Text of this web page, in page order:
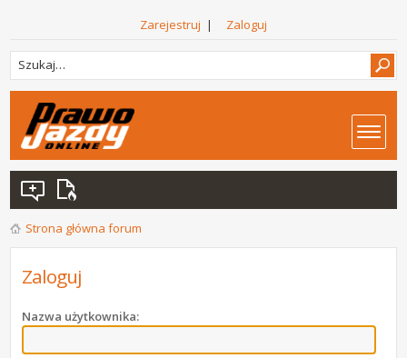
Zarejestruj | Zaloguj
Strona główna forum
Zaloguj
Nazwa użytkownika: